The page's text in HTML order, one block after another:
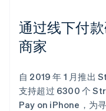
通过线下付
商家
自 2019 年 1 月推出
支持超过 6300 个
Pay on iPhone，为